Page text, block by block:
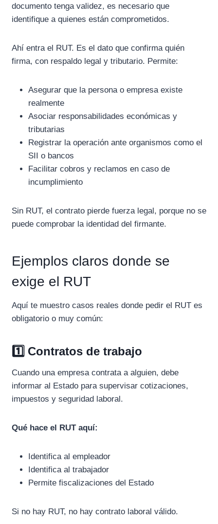
documento tenga validez, es necesario que
identifique a quienes están comprometidos.
Ahí entra el RUT. Es el dato que confirma quién
firma, con respaldo legal y tributario. Permite:
Asegurar que la persona o empresa existe
realmente
Asociar responsabilidades económicas y
tributarias
Registrar la operación ante organismos como el
SII o bancos
Facilitar cobros y reclamos en caso de
incumplimiento
Sin RUT, el contrato pierde fuerza legal, porque no se
puede comprobar la identidad del firmante.
Ejemplos claros donde se
exige el RUT
Aquí te muestro casos reales donde pedir el RUT es
obligatorio o muy común:
1️⃣ Contratos de trabajo
Cuando una empresa contrata a alguien, debe
informar al Estado para supervisar cotizaciones,
impuestos y seguridad laboral.
Qué hace el RUT aquí:
Identifica al empleador
Identifica al trabajador
Permite fiscalizaciones del Estado
Si no hay RUT, no hay contrato laboral válido.